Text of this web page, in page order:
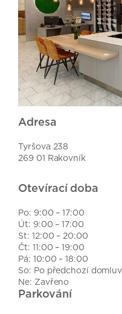
Adresa
Tyršova 238
269 01 Rakovník
Otevírací doba
Po: 9:00 – 17:00
Út: 9:00 – 17:00
St: 12:00 – 20:00
Čt: 11:00 – 19:00
Pá: 10:00 – 18:00
So: Po předchozí
Ne: Zavřeno
Parkování